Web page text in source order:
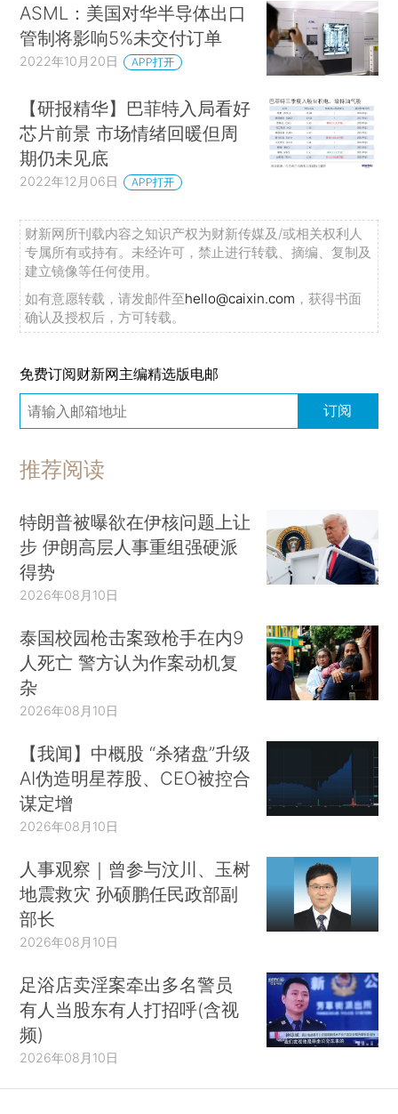
ASML：美国对华半导体出口
管制将影响5%未交付订单
2022年10月20日 APP打开
【研报精华】巴菲特入局看好
芯片前景 市场情绪回暖但周
期仍未见底
2022年12月06日 APP打开
财新网所刊载内容之知识产权为财新传媒及/或相关权利人
专属所有或持有。未经许可，禁止进行转载、摘编、复制及
建立镜像等任何使用。
如有意愿转载，请发邮件至hello@caixin.com ，获得书面
确认及授权后，方可转载。
免费订阅财新网主编精选版电邮
订阅
推荐阅读
特朗普被曝欲在伊核问题上让
步 伊朗高层人事重组强硬派
得势
2026年08月10日
泰国校园枪击案致枪手在内9
人死亡 警方认为作案动机复
杂
2026年08月10日
【我闻】中概股 “杀猪盘”升级
AI伪造明星荐股、CEO被控合
谋定增
2026年08月10日
人事观察｜曾参与汶川、玉树
地震救灾 孙硕鹏任民政部副
部长
2026年08月10日
足浴店卖淫案牵出多名警员
有人当股东有人打招呼(含视
频)
2026年08月10日